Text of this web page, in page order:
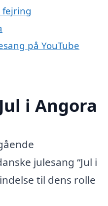
fejring
på YouTube
i Angora
julesang “Jul i
til dens rolle